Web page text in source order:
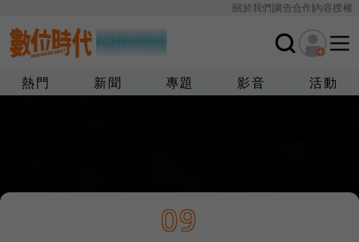
關於我們廣告合作內容授權
熱門 新聞 專題 影音 活動
09